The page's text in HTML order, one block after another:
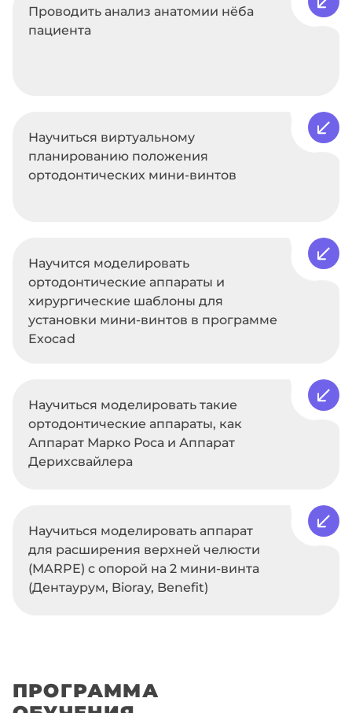
Проводить анализ анатомии нёба
пациента
Научиться виртуальному
планированию положения
ортодонтических мини-винтов
Научится моделировать
ортодонтические аппараты и
хирургические шаблоны для
установки мини-винтов в программе
Exocad
Научиться моделировать такие
ортодонтические аппараты, как
Аппарат Марко Роса и Аппарат
Дерихсвайлера
Научиться моделировать аппарат
для расширения верхней челюсти
(MARPE) c опорой на 2 мини-винта
(Дентаурум, Bioray, Benefit)
ПРОГРАММА